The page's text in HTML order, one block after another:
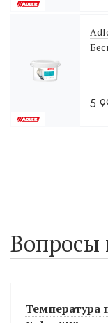
5
Вопросы
Температура